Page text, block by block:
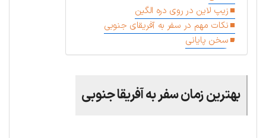
زیپ لاین در روی دره الگین
نکات مهم در سفر به آفریقای جنوبی
سخن پایانی
بهترین زمان سفر به آفریقا جنوبی